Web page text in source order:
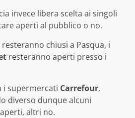
invece libera scelta ai singoli
aperti al pubblico o no.
resteranno chiusi a Pasqua, i
resteranno aperti presso i
i supermercati Carrefour,
diverso dunque alcuni
altri no.